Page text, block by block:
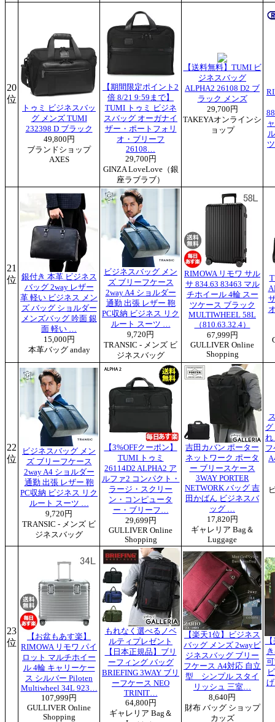
20
位
トゥミ ビジネスバッ
グ メンズ TUMI
232398 D ブラック
49,800円
ブランドショップ
AXES
【期間限定ポイント2
倍 8/21 9:59まで】
TUMI トゥミ ビジネ
スバッグ オーガナイ
ザー・ポートフォリ
オ・ブリーフ
26108…
29,700円
GINZA LoveLove（銀
座ラブラブ）
【送料無料】TUMI ビ
ジネスバッグ
ALPHA2 26108 D2 ブ
ラック メンズ
29,700円
TAKEYAオンラインシ
ョップ
21
位
銀付き 本革 ビジネス
バッグ 2way レザー
革 軽い ビジネス メン
ズ バッグ ショルダー
メンズバッグ 吟面 銀
面 軽い …
15,000円
本革バッグ anday
ビジネスバッグ メン
ズ ブリーフケース
2way A4 ショルダー
通勤 出張 レザー 鞄
PC収納 ビジネス リク
ルート スーツ …
9,720円
TRANSIC - メンズ ビ
ジネスバッグ
RIMOWA リモワ サル
サ 834.63 83463 マル
チホイール 4輪 スー
ツケース ブラック
MULTIWHEEL 58L
（810.63.32.4）
67,999円
GULLIVER Online
Shopping
22
位
ビジネスバッグ メン
ズ ブリーフケース
2way A4 ショルダー
通勤 出張 レザー 鞄
PC収納 ビジネス リク
ルート スーツ …
9,720円
TRANSIC - メンズ ビ
ジネスバッグ
【3%OFFクーポン】
TUMI トゥミ
26114D2 ALPHA2 ア
ルファ2 コンパクト・
ラージ・スクリー
ン・コンピュータ
ー・ブリーフ…
29,699円
GULLIVER Online
Shopping
吉田カバン ポーター
ネットワーク ポータ
ー ブリースケース
3WAY PORTER
NETWORK バッグ 吉
田かばん ビジネスバ
ッグ …
17,820円
ギャレリア Bag＆
Luggage
グ
れ
フ
23
位
【お盆もあす楽】
RIMOWA リモワ パイ
ロット マルチホイー
ル 4輪 キャリーケー
ス シルバー Piloten
Multiwheel 34L 923…
107,999円
GULLIVER Online
Shopping
もれなく選べるノベ
ルティプレゼント
【日本正規品】ブリ
ーフィング バッグ
BRIEFING 3WAY ブリ
ーフケース NEO
TRINIT…
64,800円
ギャレリア Bag＆
【楽天1位】ビジネス
バッグ メンズ 2wayビ
ジネスバッグ ブリー
フケース A4対応 自立
型 シンプル スタイ
リッシュ 三室…
8,640円
財布 バッグ ショップ
カッズ